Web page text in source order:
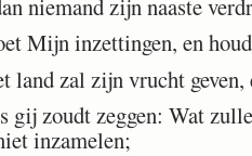
niemand zijn naaste
Mijn inzettingen, en
land zal zijn vrucht
gij zoudt zeggen: Wat
inzamelen;